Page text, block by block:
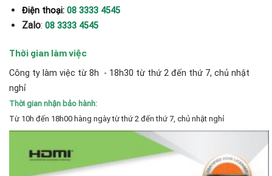
Điện thoại: 08 3333 4545
Zalo: 08 3333 4545
Thời gian làm việc
Công ty làm việc từ 8h - 18h30 từ thứ 2 đến thứ 7, chủ nhật
nghỉ
Thời gian nhận bảo hành:
Từ 10h đến 18h00 hàng ngày từ thứ 2 đến thứ 7, chủ nhật nghỉ